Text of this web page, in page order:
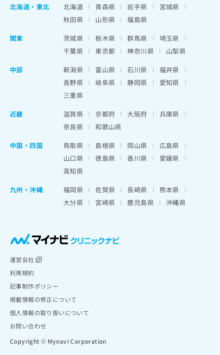
北海道 ・ 東北 北海道 青森県 岩手県
宮城県
秋田県
山形県
福島県
関東
茨城県 栃木県 群馬県
埼玉県
千葉県
東京都 神奈川県
山梨県
中部
新潟県 富山県 石川県
福井県
長野県
岐阜県 静岡県
愛知県
三重県
近畿
滋賀県 京都府 大阪府
兵庫県
奈良県
和歌山県
中国・四国
鳥取県 島根県 岡山県
広島県
山口県
徳島県 香川県
愛媛県
高知県
九州・沖縄
福岡県 佐賀県 長崎県
熊本県
大分県
宮崎県 鹿児島県 沖縄県
運営会社
利用規約
記事制作ポリシー
掲載情報の修正について
個人情報の取り扱いについて
お問い合わせ
Copyright © Mynavi Corporation